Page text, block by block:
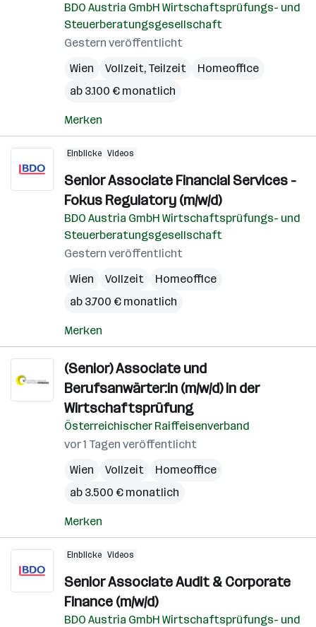
BDO Austria GmbH Wirtschaftsprüfungs- und
Steuerberatungsgesellschaft
Gestern veröffentlicht
Wien
Vollzeit, Teilzeit
Homeoffice
ab 3.100 € monatlich
Merken
Einblicke Videos
Senior Associate Financial Services -
Fokus Regulatory (m/w/d)
BDO Austria GmbH Wirtschaftsprüfungs- und
Steuerberatungsgesellschaft
Gestern veröffentlicht
Wien
Vollzeit
Homeoffice
ab 3.700 € monatlich
Merken
(Senior) Associate und
Berufsanwärter:in (m/w/d) in der
Wirtschaftsprüfung
Österreichischer Raiffeisenverband
vor 1 Tagen veröffentlicht
Wien
Vollzeit
Homeoffice
ab 3.500 € monatlich
Merken
Einblicke Videos
Senior Associate Audit & Corporate
Finance (m/w/d)
BDO Austria GmbH Wirtschaftsprüfungs- und